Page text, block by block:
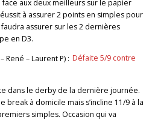
aux deux meilleurs sur le papier
à assurer 2 points en simples pour
assurer sur les 2 dernières
en D3.
René – Laurent P) : Défaite 5/9 contre
dans le derby de la dernière journée.
break à domicile mais s’incline 11/9 à la
simples. Occasion qui va